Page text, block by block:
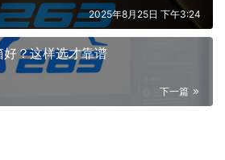
2025年8月25日 下午3:24
？这样选才靠谱
下一篇